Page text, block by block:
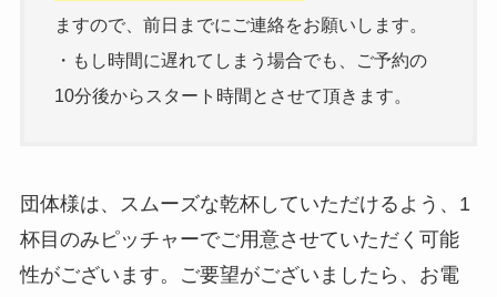
ますので、前日までにご連絡をお願いします。
・もし時間に遅れてしまう場合でも、ご予約の
10分後からスタート時間とさせて頂きます。
団体様は、スムーズな乾杯していただけるよう、1
杯目のみピッチャーでご用意させていただく可能
性がございます。ご要望がございましたら、お電